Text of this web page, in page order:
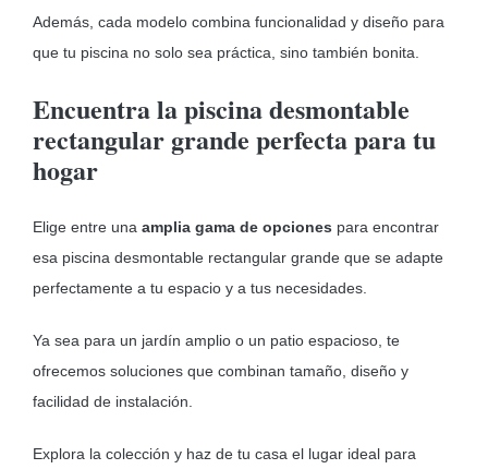
Además, cada modelo combina funcionalidad y diseño para
que tu piscina no solo sea práctica, sino también bonita.
Encuentra la piscina desmontable
rectangular grande perfecta para tu
hogar
Elige entre una amplia gama de opciones para encontrar
esa piscina desmontable rectangular grande que se adapte
perfectamente a tu espacio y a tus necesidades.
Ya sea para un jardín amplio o un patio espacioso, te
ofrecemos soluciones que combinan tamaño, diseño y
facilidad de instalación.
Explora la colección y haz de tu casa el lugar ideal para